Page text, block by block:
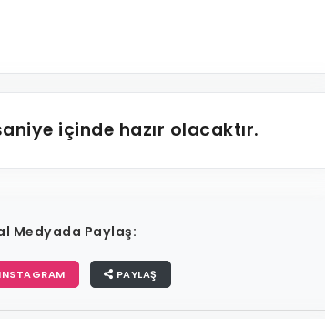
içinde hazır olacaktır.
Medyada Paylaş:
PAYLAŞ